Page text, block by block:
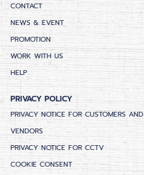
CONTACT
NEWS & EVENT
PROMOTION
WORK WITH US
HELP
PRIVACY POLICY
PRIVACY NOTICE FOR CUSTOMERS AND
VENDORS
PRIVACY NOTICE FOR CCTV
COOKIE CONSENT